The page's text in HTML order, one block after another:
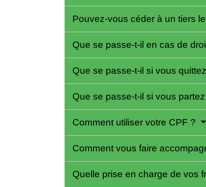
Pouvez-vous céder à un tiers
Que se passe-t-il en cas de
Que se passe-t-il si vous
Que se passe-t-il si vous
Comment utiliser votre CPF ?
Comment vous faire
Quelle prise en charge de vos